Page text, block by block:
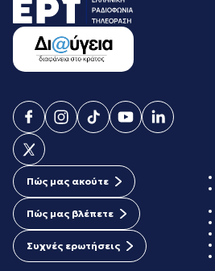
Πώς μας ακούτε
Πώς μας βλέπετε
Συχνές ερωτήσεις